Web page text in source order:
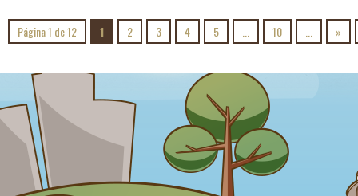
Página 1 de 12 1 2 3 4 5 10 »